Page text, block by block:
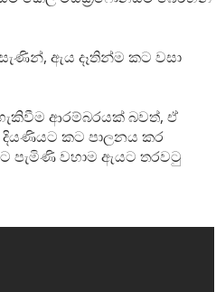
ඇය දෑතින්ම කට වසා
ආරම්බරයක් බවත්, ඒ
කට පාලනය කර
පැමිණි වහාම ඇයට තරවටු